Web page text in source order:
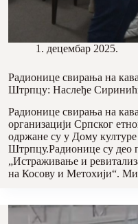
1. децембар 2025.
Радионице свирања на
Штрпцу: Наслеђе
Радионице свирања на
организацији Српског
одржане су у Дому
Штрпцу.Радионице су део
„Истраживање и
на Косову и Метохији“.